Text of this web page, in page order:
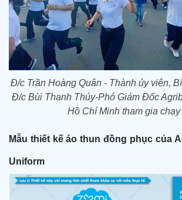
Đ/c Trần Hoàng Quân - Thành ủy viên,
Đ/c Bùi Thanh Thúy-Phó Giám Đốc
Hồ Chí Minh tham gia chạy
Mẫu thiết kế áo thun đồng phục của
Uniform